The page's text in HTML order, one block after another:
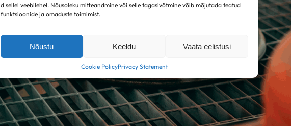
d sellel veebilehel. Nõusoleku mitteandmine või selle tagasivõtmine võib mõjutada teatud
funktsioonide ja omaduste toimimist.
Nõustu Keeldu Vaata eelistusi
Cookie PolicyPrivacy Statement